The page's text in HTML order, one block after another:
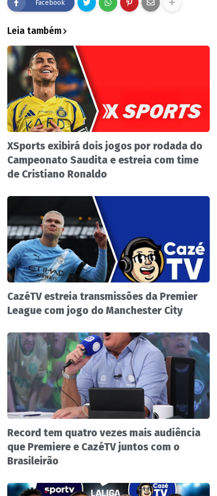
Facebook
Leia também
XSports exibirá dois jogos por rodada do
Campeonato Saudita e estreia com time
de Cristiano Ronaldo
CazéTV estreia transmissões da Premier
League com jogo do Manchester City
Record tem quatro vezes mais audiência
que Premiere e CazéTV juntos com o
Brasileirão